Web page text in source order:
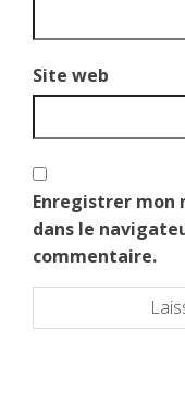
Site web
Enregistrer mon
dans le
commentaire.